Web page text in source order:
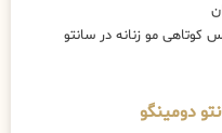
مو زنانه در سانتو
دومینگو